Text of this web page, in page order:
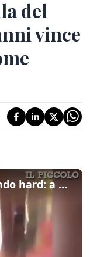
del
vince
Da ingegnere a stella del mondo hard: a 60 anni vince l'oscar del porno come Rocco Siffredi